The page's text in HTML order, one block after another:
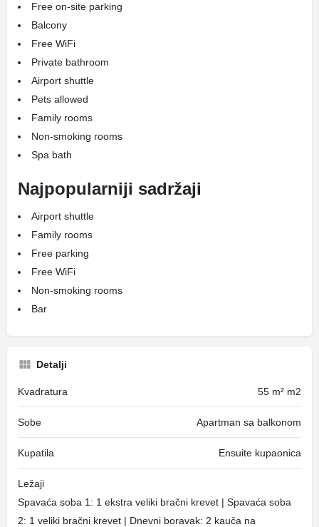
Free on-site parking
Balcony
Free WiFi
Private bathroom
Airport shuttle
Pets allowed
Family rooms
Non-smoking rooms
Spa bath
Najpopularniji sadržaji
Airport shuttle
Family rooms
Free parking
Free WiFi
Non-smoking rooms
Bar
Detalji
Kvadratura 55 m² m2
Sobe Apartman sa balkonom
Kupatila Ensuite kupaonica
Ležaji
Spavaća soba 1: 1 ekstra veliki bračni krevet | Spavaća soba
2: 1 veliki bračni krevet | Dnevni boravak: 2 kauča na